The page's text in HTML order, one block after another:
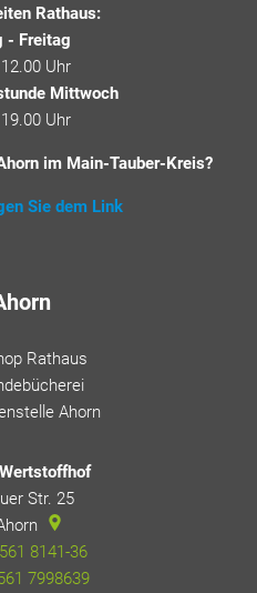
Rathaus:
- Freitag
Uhr
Mittwoch
Uhr
im Main-Tauber-Kreis?
Sie dem Link
Rathaus
Ahorn
Str. 25
8141-36
7998639